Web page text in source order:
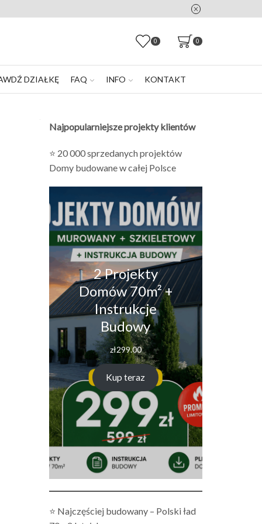
0 0
DZIAŁKĘ FAQ INFO KONTAKT
Najpopularniejsze projekty klientów
⭐ 20 000 sprzedanych projektów
Domy budowane w całej Polsce
2 Projekty
Domów 70m² +
Instrukcje
Budowy
zł299.00
Kup teraz
⭐ Najczęściej budowany – Polski ład